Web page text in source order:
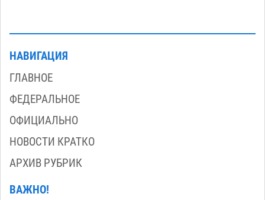
НАВИГАЦИЯ
ГЛАВНОЕ
ФЕДЕРАЛЬНОЕ
ОФИЦИАЛЬНО
НОВОСТИ КРАТКО
АРХИВ РУБРИК
ВАЖНО!